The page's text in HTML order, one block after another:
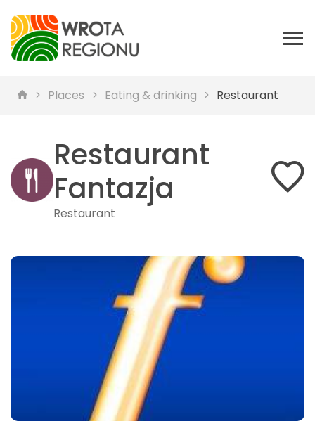
Places Eating & drinking Restaurant
Restaurant
Fantazja
Restaurant